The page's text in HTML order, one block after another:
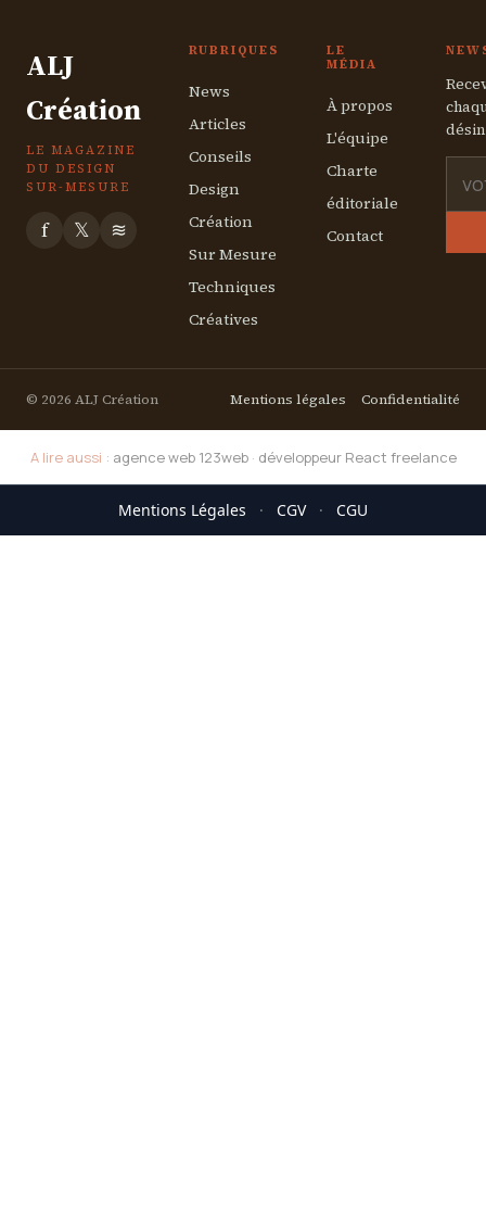
ALJ
Création
LE MAGAZINE
DU DESIGN
SUR-MESURE
f 𝕏 ≋
RUBRIQUES
News
Articles
Conseils
Design
Création
Sur Mesure
Techniques
Créatives
LE
MÉDIA
À propos
L'équipe
Charte
éditoriale
Contact
© 2026 ALJ Création Mentions légales Confidentialité
A lire aussi : agence web 123web· développeur React freelance
Mentions Légales · CGV · CGU